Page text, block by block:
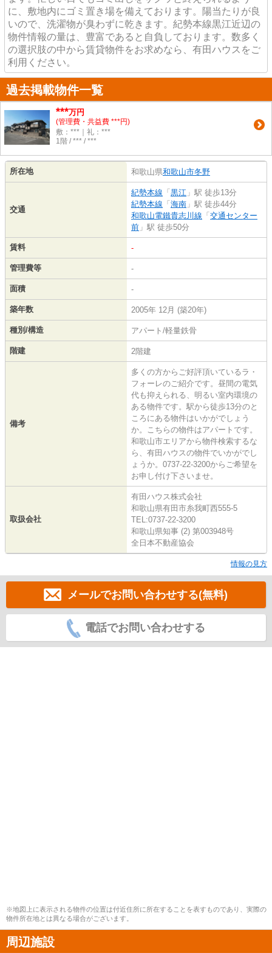
に、敷地内にゴミ置き場を備えております。陽当たりが良
いので、洗濯物が臭わずに乾きます。紀勢本線黒江近辺の
物件情報の量は、豊富であると自負しております。数多く
の選択肢の中から賃貸物件をお求めなら、有田ハウスをご
利用ください。
過去掲載物件一覧
***万円
(管理費・共益費 ***円)
敷：***｜礼：***
1階 / *** / ***
所在地 和歌山県和歌山市冬野
交通
紀勢本線 「 黒江 」駅 徒歩13分
紀勢本線 「 海南 」駅 徒歩44分
和歌山電鐵貴志川線 「 交通センター
前 」駅 徒歩50分
賃料 -
管理費等 -
面積 -
築年数 2005年 12月 (築20年)
種別/構造 アパート/軽量鉄骨
階建 2階建
備考
多くの方からご好評頂いているラ・
フォーレのご紹介です。昼間の電気
代も抑えられる、明るい室内環境の
ある物件です。駅から徒歩13分のと
ころにある物件はいかがでしょう
か。こちらの物件はアパートです。
和歌山市エリアから物件検索するな
ら、有田ハウスの物件でいかがでし
ょうか。0737-22-3200からご希望を
お申し付け下さいませ。
取扱会社
有田ハウス株式会社
和歌山県有田市糸我町西555-5
TEL:0737-22-3200
和歌山県知事 (2) 第003948号
全日本不動産協会
情報の見方
メールでお問い合わせする(無料)
電話でお問い合わせする
※地図上に表示される物件の位置は付近住所に所在することを表すものであり、実際の
物件所在地とは異なる場合がございます。
周辺施設